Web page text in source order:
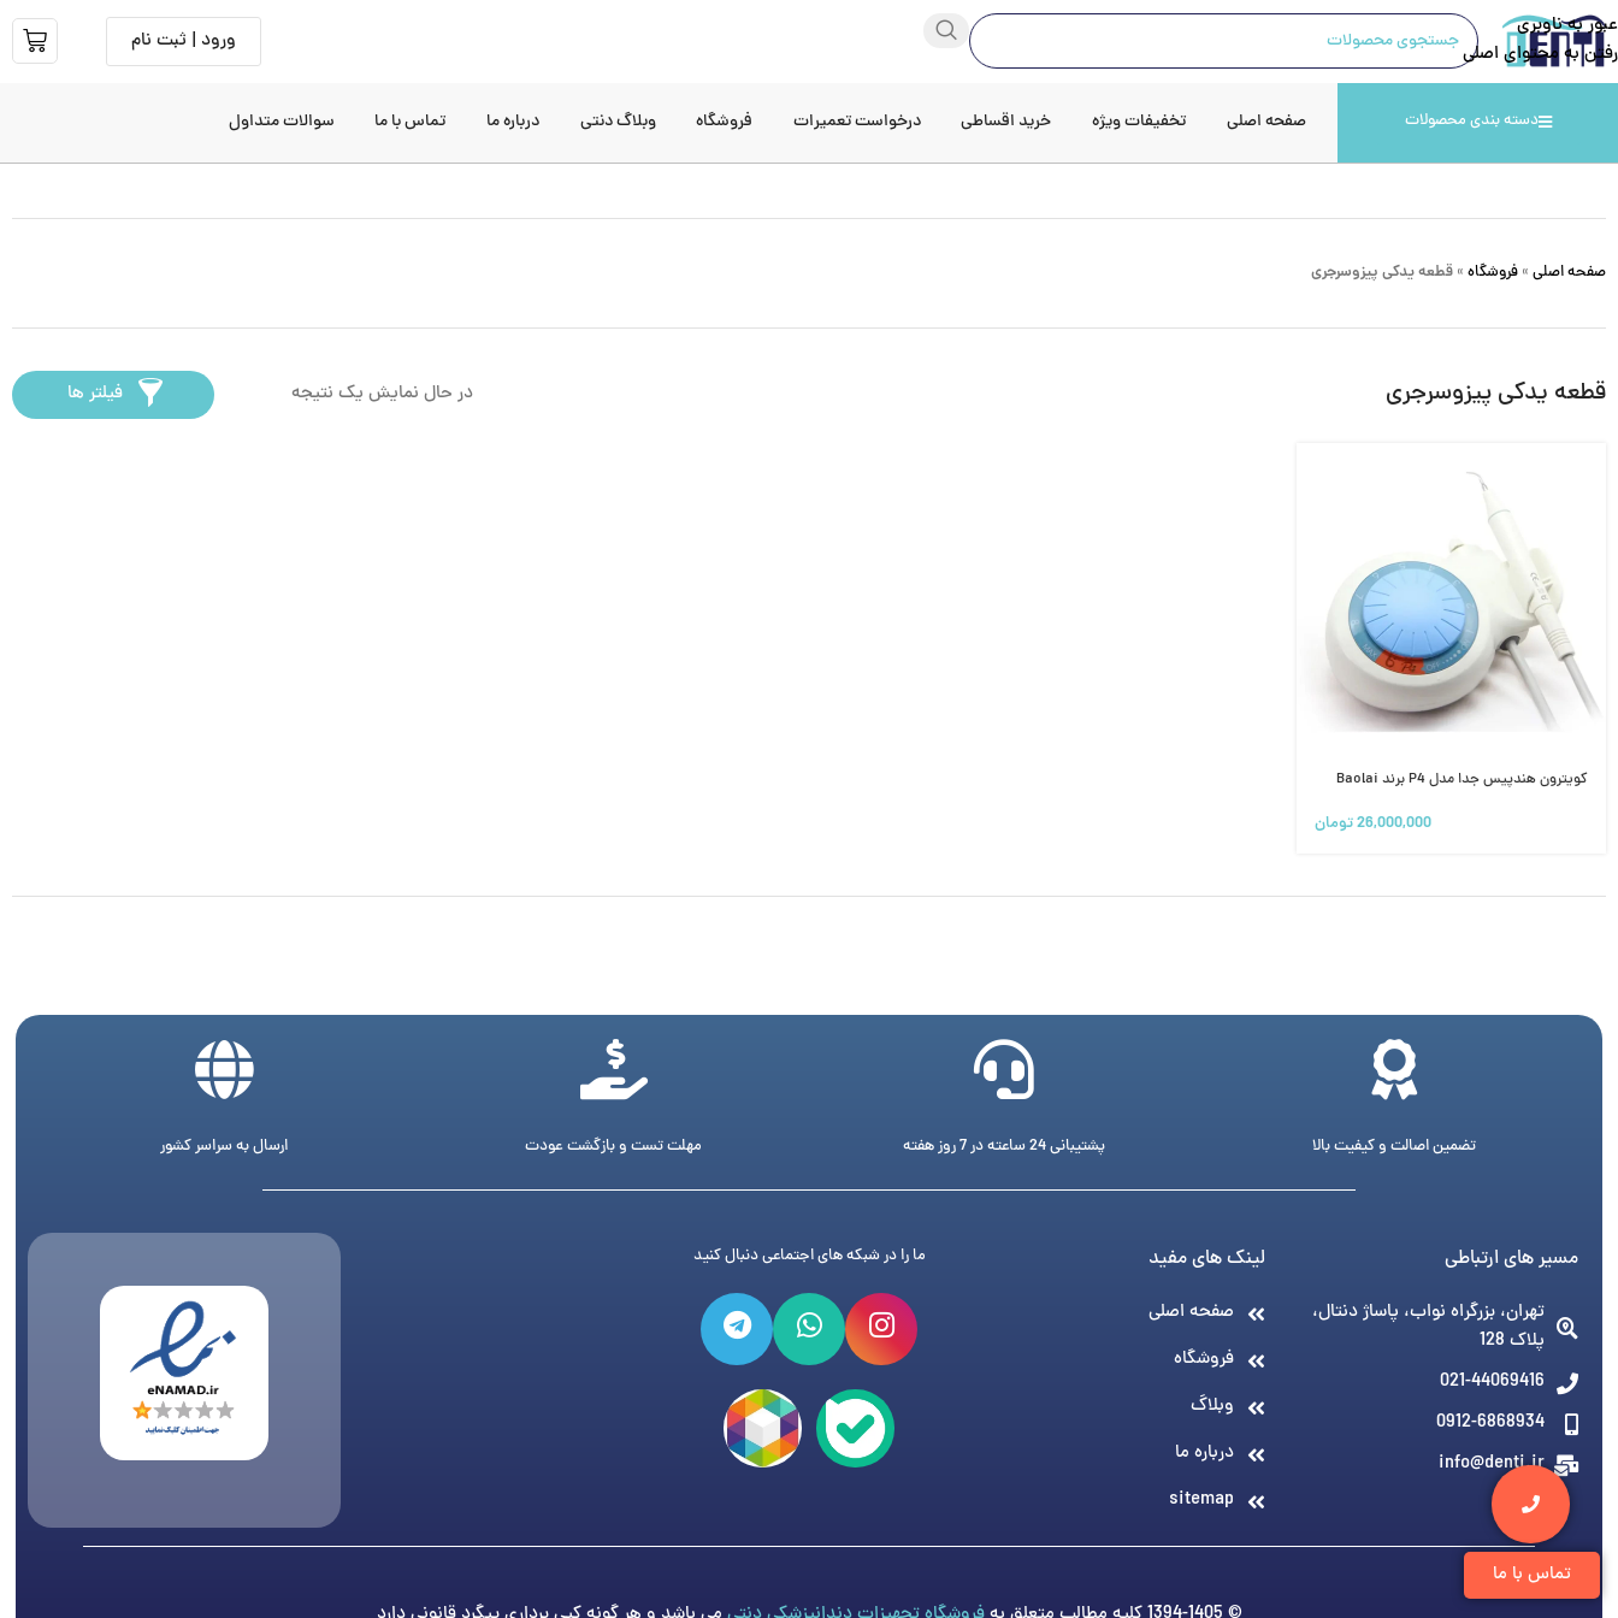
عبور به ناوبری
رفتن به محتوای اصلی
ورود | ثبت نام
دسته بندی محصولات صفحه اصلی تخفیفات ویژه خرید اقساطی درخواست تعمیرات فروشگاه وبلاگ دنتی درباره ما تماس با ما سوالات متداول
صفحه اصلی » فروشگاه » قطعه یدکی پیزوسرجری
قطعه یدکی پیزوسرجری در حال نمایش یک نتیجه فیلتر ها
کویترون هندپیس جدا مدل P4 برند Baolai
26,000,000تومان
تماس با ما
تضمین اصالت و کیفیت بالا پشتیبانی 24 ساعته در 7 روز هفته مهلت تست و بازگشت عودت ارسال به سراسر کشور
مسیر های ارتباطی
تهران، بزرگراه نواب، پاساژ دنتال،
پلاک 128
021-44069416
0912-6868934
info@denti.ir
لینک های مفید
صفحه اصلی
فروشگاه
وبلاگ
درباره ما
sitemap
ما را در شبکه های اجتماعی دنبال کنید